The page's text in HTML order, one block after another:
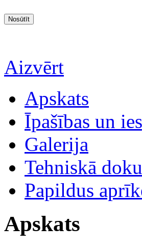
Aizvērt
Apskats
Īpašības un
Galerija
Tehniskā
Papildus
Apskats